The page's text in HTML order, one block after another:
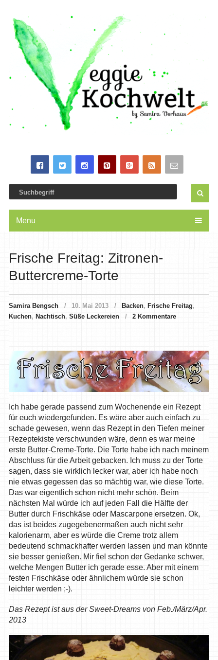
Menu
Frische Freitag: Zitronen-
Buttercreme-Torte
Samira Bengsch 10. Mai 2013 Backen, Frische Freitag,
Kuchen, Nachtisch, Süße Leckereien 2 Kommentare
Ich habe gerade passend zum Wochenende ein Rezept
für euch wiedergefunden. Es wäre aber auch einfach zu
schade gewesen, wenn das Rezept in den Tiefen meiner
Rezeptekiste verschwunden wäre, denn es war meine
erste Butter-Creme-Torte. Die Torte habe ich nach meinem
Abschluss für die Arbeit gebacken. Ich muss zu der Torte
sagen, dass sie wirklich lecker war, aber ich habe noch
nie etwas gegessen das so mächtig war, wie diese Torte.
Das war eigentlich schon nicht mehr schön. Beim
nächsten Mal würde ich auf jeden Fall die Hälfte der
Butter durch Frischkäse oder Mascarpone ersetzen. Ok,
das ist beides zugegebenermaßen auch nicht sehr
kalorienarm, aber es würde die Creme trotz allem
bedeutend schmackhafter werden lassen und man könnte
sie besser genießen. Mir fiel schon der Gedanke schwer,
welche Mengen Butter ich gerade esse. Aber mit einem
festen Frischkäse oder ähnlichem würde sie schon
leichter werden ;-).
Das Rezept ist aus der Sweet-Dreams von Feb./März/Apr.
2013